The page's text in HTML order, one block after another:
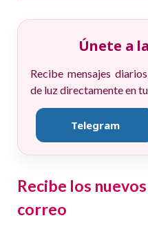
Únete a
Recibe mensajes
de luz directamente en
Telegram
Recibe los
correo